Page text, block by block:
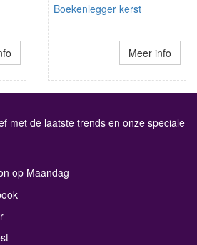
Boekenlegger kerst
Meer info
met de laatste trends en onze speciale
op Maandag